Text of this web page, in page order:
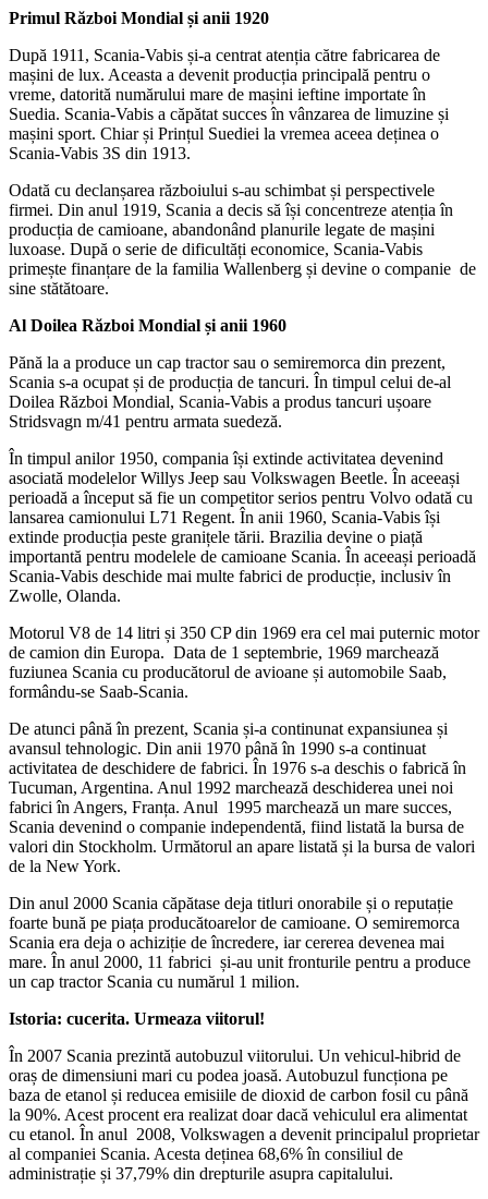
Primul Război Mondial și anii 1920
După 1911, Scania-Vabis și-a centrat atenția către fabricarea de
mașini de lux. Aceasta a devenit producția principală pentru o
vreme, datorită numărului mare de mașini ieftine importate în
Suedia. Scania-Vabis a căpătat succes în vânzarea de limuzine și
mașini sport. Chiar și Prințul Suediei la vremea aceea deținea o
Scania-Vabis 3S din 1913.
Odată cu declanșarea războiului s-au schimbat și perspectivele
firmei. Din anul 1919, Scania a decis să își concentreze atenția în
producția de camioane, abandonând planurile legate de mașini
luxoase. După o serie de dificultăți economice, Scania-Vabis
primește finanțare de la familia Wallenberg și devine o companie de
sine stătătoare.
Al Doilea Război Mondial și anii 1960
Pănă la a produce un cap tractor sau o semiremorca din prezent,
Scania s-a ocupat și de producția de tancuri. În timpul celui de-al
Doilea Război Mondial, Scania-Vabis a produs tancuri ușoare
Stridsvagn m/41 pentru armata suedeză.
În timpul anilor 1950, compania își extinde activitatea devenind
asociată modelelor Willys Jeep sau Volkswagen Beetle. În aceeași
perioadă a început să fie un competitor serios pentru Volvo odată cu
lansarea camionului L71 Regent. În anii 1960, Scania-Vabis își
extinde producția peste granițele tării. Brazilia devine o piață
importantă pentru modelele de camioane Scania. În aceeași perioadă
Scania-Vabis deschide mai multe fabrici de producție, inclusiv în
Zwolle, Olanda.
Motorul V8 de 14 litri și 350 CP din 1969 era cel mai puternic motor
de camion din Europa. Data de 1 septembrie, 1969 marchează
fuziunea Scania cu producătorul de avioane și automobile Saab,
formându-se Saab-Scania.
De atunci până în prezent, Scania și-a continunat expansiunea și
avansul tehnologic. Din anii 1970 până în 1990 s-a continuat
activitatea de deschidere de fabrici. În 1976 s-a deschis o fabrică în
Tucuman, Argentina. Anul 1992 marchează deschiderea unei noi
fabrici în Angers, Franța. Anul 1995 marchează un mare succes,
Scania devenind o companie independentă, fiind listată la bursa de
valori din Stockholm. Următorul an apare listată și la bursa de valori
de la New York.
Din anul 2000 Scania căpătase deja titluri onorabile și o reputație
foarte bună pe piața producătoarelor de camioane. O semiremorca
Scania era deja o achiziție de încredere, iar cererea devenea mai
mare. În anul 2000, 11 fabrici și-au unit fronturile pentru a produce
un cap tractor Scania cu numărul 1 milion.
Istoria: cucerita. Urmeaza viitorul!
În 2007 Scania prezintă autobuzul viitorului. Un vehicul-hibrid de
oraș de dimensiuni mari cu podea joasă. Autobuzul funcționa pe
baza de etanol și reducea emisiile de dioxid de carbon fosil cu până
la 90%. Acest procent era realizat doar dacă vehiculul era alimentat
cu etanol. În anul 2008, Volkswagen a devenit principalul proprietar
al companiei Scania. Acesta deținea 68,6% în consiliul de
administrație și 37,79% din drepturile asupra capitalului.